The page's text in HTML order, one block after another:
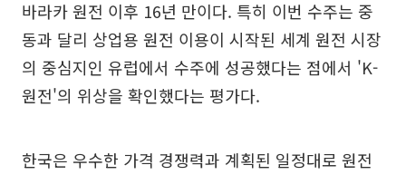
바라카 원전 이후 16년 만이다. 특히 이번 수주는 중
동과 달리 상업용 원전 이용이 시작된 세계 원전 시장
의 중심지인 유럽에서 수주에 성공했다는 점에서 'K-
원전'의 위상을 확인했다는 평가다.
한국은 우수한 가격 경쟁력과 계획된 일정대로 원전